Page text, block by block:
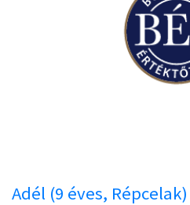
Adél (9 éves, Répcelak)